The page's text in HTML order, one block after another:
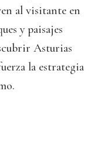
al visitante en
y paisajes
Asturias
la estrategia